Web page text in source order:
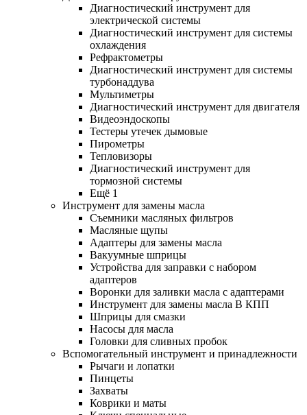
Диагностический инструмент для
электрической системы
Диагностический инструмент для системы
охлаждения
Рефрактометры
Диагностический инструмент для системы
турбонаддува
Мультиметры
Диагностический инструмент для двигателя
Видеоэндоскопы
Тестеры утечек дымовые
Пирометры
Тепловизоры
Диагностический инструмент для
тормозной системы
Ещё 1
Инструмент для замены масла
Съемники масляных фильтров
Масляные щупы
Адаптеры для замены масла
Вакуумные шприцы
Устройства для заправки с набором
адаптеров
Воронки для заливки масла с адаптерами
Инструмент для замены масла В КПП
Шприцы для смазки
Насосы для масла
Головки для сливных пробок
Вспомогательный инструмент и принадлежности
Рычаги и лопатки
Пинцеты
Захваты
Коврики и маты